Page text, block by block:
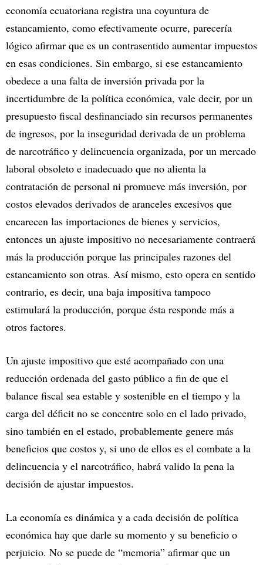
economía ecuatoriana registra una coyuntura de
estancamiento, como efectivamente ocurre, parecería
lógico afirmar que es un contrasentido aumentar impuestos
en esas condiciones. Sin embargo, si ese estancamiento
obedece a una falta de inversión privada por la
incertidumbre de la política económica, vale decir, por un
presupuesto fiscal desfinanciado sin recursos permanentes
de ingresos, por la inseguridad derivada de un problema
de narcotráfico y delincuencia organizada, por un mercado
laboral obsoleto e inadecuado que no alienta la
contratación de personal ni promueve más inversión, por
costos elevados derivados de aranceles excesivos que
encarecen las importaciones de bienes y servicios,
entonces un ajuste impositivo no necesariamente contraerá
más la producción porque las principales razones del
estancamiento son otras. Así mismo, esto opera en sentido
contrario, es decir, una baja impositiva tampoco
estimulará la producción, porque ésta responde más a
otros factores.
Un ajuste impositivo que esté acompañado con una
reducción ordenada del gasto público a fin de que el
balance fiscal sea estable y sostenible en el tiempo y la
carga del déficit no se concentre solo en el lado privado,
sino también en el estado, probablemente genere más
beneficios que costos y, si uno de ellos es el combate a la
delincuencia y el narcotráfico, habrá valido la pena la
decisión de ajustar impuestos.
La economía es dinámica y a cada decisión de política
económica hay que darle su momento y su beneficio o
perjuicio. No se puede de “memoria” afirmar que un